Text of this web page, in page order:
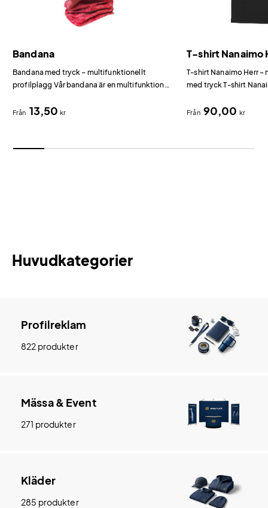
Bandana
Bandana med tryck – multifunktionellt
profilplagg Vår bandana är en multifunktionell
pannband, hårsnodd, balaklava eller
Från 13,50kr
T-shirt Nanaimo
T-shirt Nanaimo Herr
med tryck T-shirt
mest populära t-shirts
Från 90,00 kr
Huvudkategorier
Profilreklam
822 produkter
Mässa & Event
271 produkter
Kläder
285 produkter